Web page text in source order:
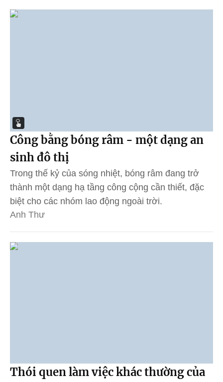
Công bằng bóng râm - một dạng an
sinh đô thị
Trong thế kỷ của sóng nhiệt, bóng râm đang trở
thành một dạng hạ tầng công cộng cần thiết, đặc
biệt cho các nhóm lao động ngoài trời.
Anh Thư
Thói quen làm việc khác thường của